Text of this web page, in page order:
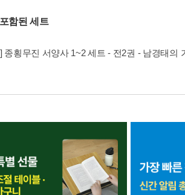
함된 세트
종횡무진 서양사 1~2 세트 - 전2권 - 남경태의